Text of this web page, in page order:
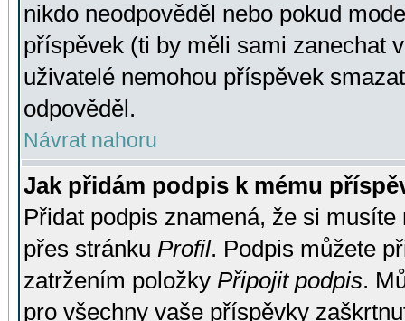
nikdo neodpověděl nebo pokud
příspěvek (ti by měli sami zanechat
uživatelé nemohou příspěvek
odpověděl.
Návrat nahoru
Jak přidám podpis k mému
Přidat podpis znamená, že si
přes stránku Profil. Podpis můžete
zatržením položky Připojit podpis.
pro všechny vaše příspěvky